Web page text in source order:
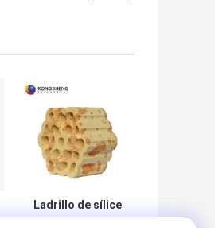
Ladrillo de sílice